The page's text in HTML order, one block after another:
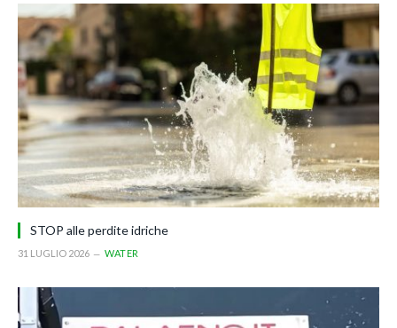
STOP alle perdite idriche
31 LUGLIO 2026 WATER